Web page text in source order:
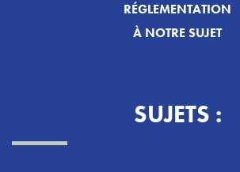
RÉGLEMENTATION
À NOTRE SUJET
SUJETS :